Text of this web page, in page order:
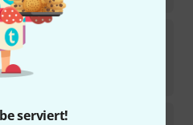
serviert!
Socket female 0,75
lieferbar
AK-NIETBOLZEN